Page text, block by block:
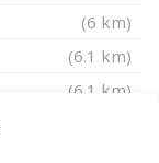
(6 km)
(6.1 km)
(6.1 km)